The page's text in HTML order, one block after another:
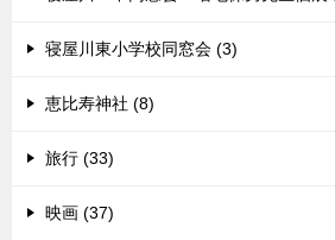
寝屋川東小学校同窓会 (3)
恵比寿神社 (8)
旅行 (33)
映画 (37)